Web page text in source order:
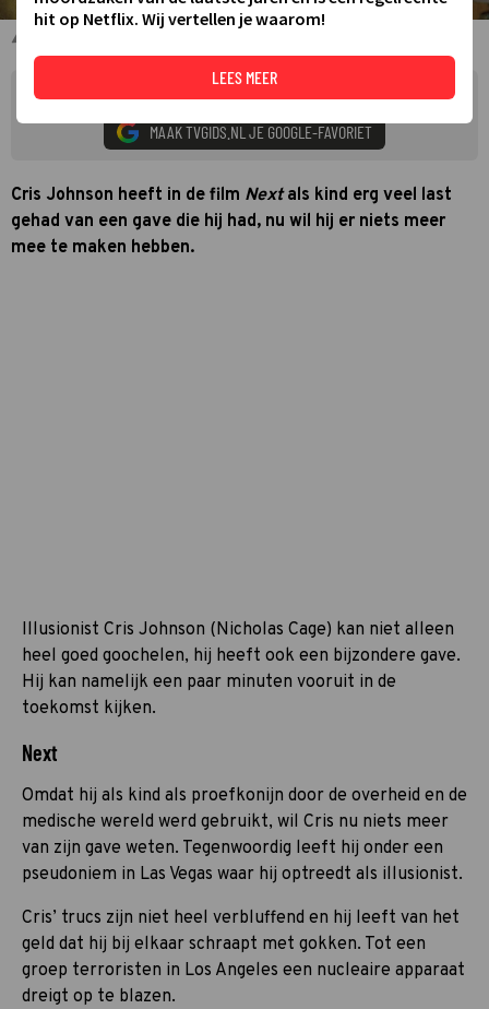
Nicholas Cage
MAAK TVGIDS.NL JE GOOGLE-FAVORIET
Cris Johnson heeft in de film Nextals kind erg veel last
gehad van een gave die hij had, nu wil hij er niets meer
mee te maken hebben.
Illusionist Cris Johnson (Nicholas Cage) kan niet alleen
heel goed goochelen, hij heeft ook een bijzondere gave.
Hij kan namelijk een paar minuten vooruit in de
toekomst kijken.
Next
Omdat hij als kind als proefkonijn door de overheid en de
medische wereld werd gebruikt, wil Cris nu niets meer
van zijn gave weten. Tegenwoordig leeft hij onder een
pseudoniem in Las Vegas waar hij optreedt als illusionist.
Cris’ trucs zijn niet heel verbluffend en hij leeft van het
geld dat hij bij elkaar schraapt met gokken. Tot een
groep terroristen in Los Angeles een nucleaire apparaat
dreigt op te blazen.
hit op Netflix. Wij vertellen je waarom!
LEES MEER